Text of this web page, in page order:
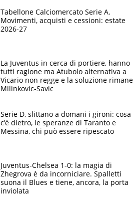
Tabellone Calciomercato Serie A.
Movimenti, acquisti e cessioni: estate
2026-27
La Juventus in cerca di portiere, hanno
tutti ragione ma Atubolo alternativa a
Vicario non regge e la soluzione rimane
Milinkovic-Savic
Serie D, slittano a domani i gironi: cosa
c’è dietro, le speranze di Taranto e
Messina, chi può essere ripescato
Juventus-Chelsea 1-0: la magia di
Zhegrova è da incorniciare. Spalletti
suona il Blues e tiene, ancora, la porta
inviolata